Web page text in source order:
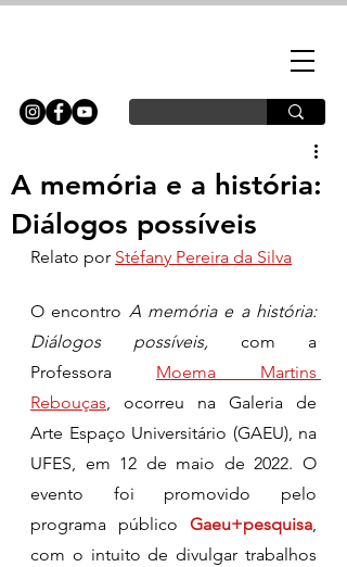
A memória e a história:
Diálogos possíveis
Relato por Stéfany Pereira da Silva
O encontro A memória e a história:
Diálogos possíveis, com a
Professora Moema Martins
Rebouças, ocorreu na Galeria de
Arte Espaço Universitário (GAEU), na
UFES, em 12 de maio de 2022. O
evento foi promovido pelo
programa público Gaeu+pesquisa,
com o intuito de divulgar trabalhos